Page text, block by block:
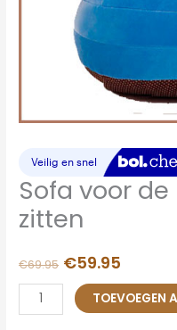
Sofa voor
zitten
€69.95 €59.95
TOEVOEGEN